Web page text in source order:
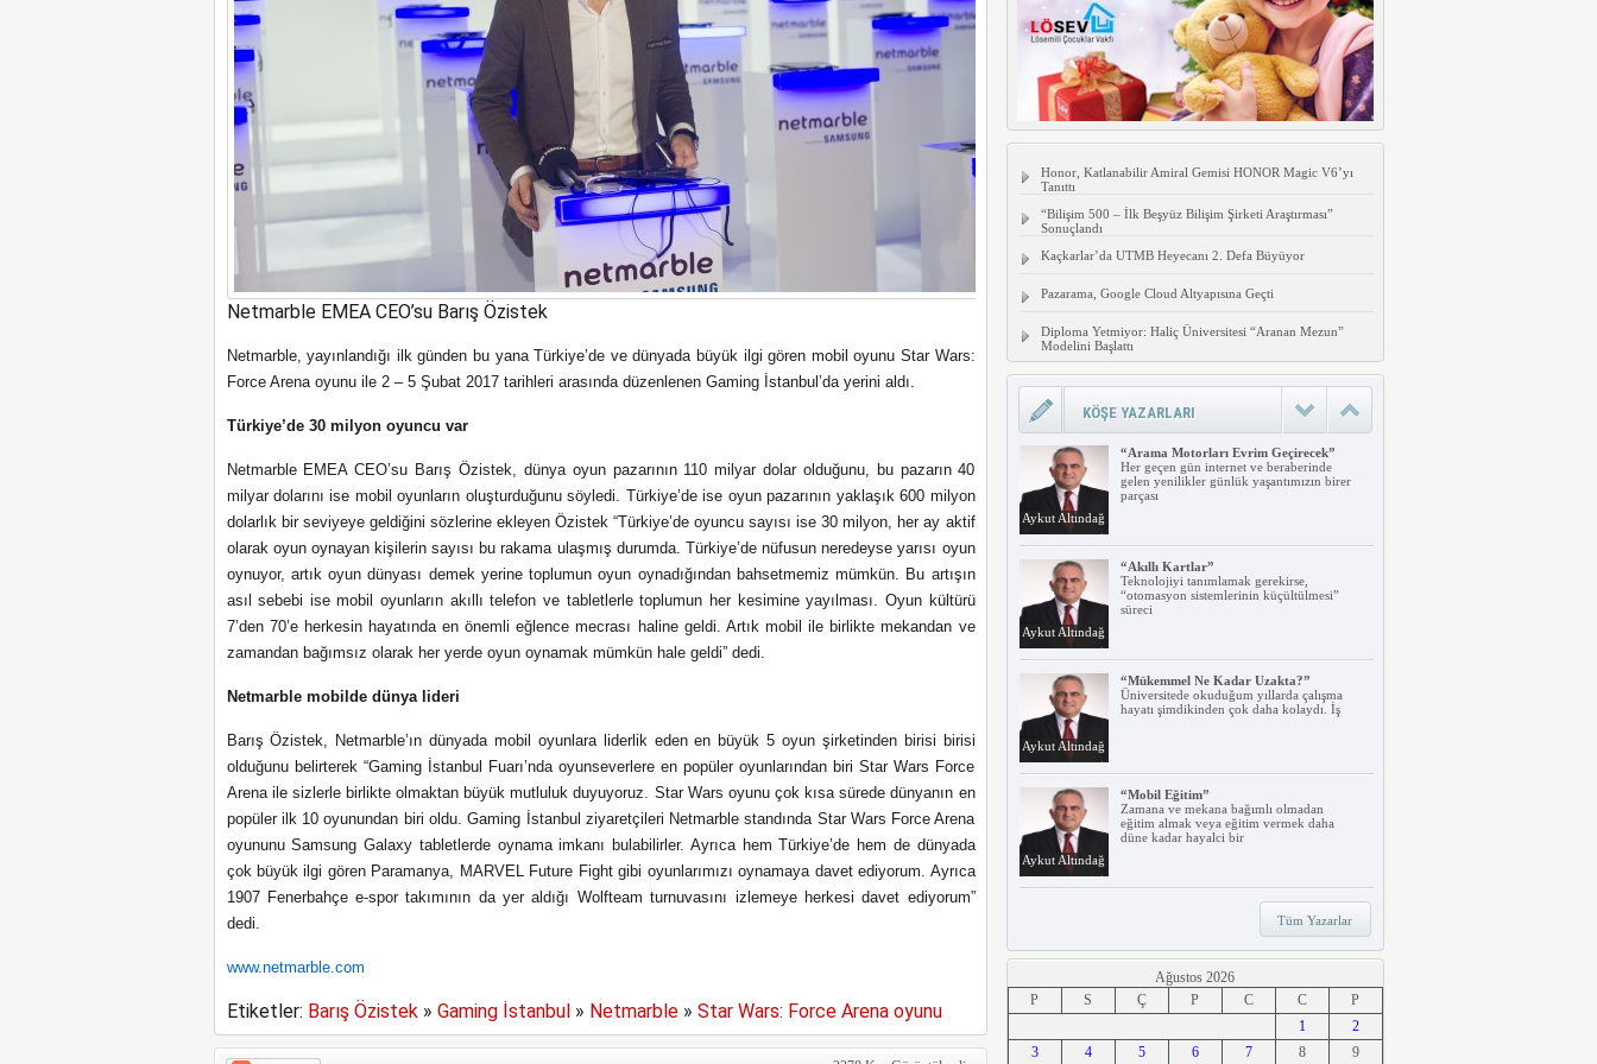
Netmarble EMEA CEO’su Barış Özistek
Netmarble, yayınlandığı ilk günden bu yana Türkiye’de ve dünyada büyük ilgi gören mobil oyunu Star Wars:
Force Arena oyunu ile 2 – 5 Şubat 2017 tarihleri arasında düzenlenen Gaming İstanbul’da yerini aldı.
Türkiye’de 30 milyon oyuncu var
Netmarble EMEA CEO’su Barış Özistek, dünya oyun pazarının 110 milyar dolar olduğunu, bu pazarın 40
milyar dolarını ise mobil oyunların oluşturduğunu söyledi. Türkiye’de ise oyun pazarının yaklaşık 600 milyon
dolarlık bir seviyeye geldiğini sözlerine ekleyen Özistek “Türkiye’de oyuncu sayısı ise 30 milyon, her ay aktif
olarak oyun oynayan kişilerin sayısı bu rakama ulaşmış durumda. Türkiye’de nüfusun neredeyse yarısı oyun
oynuyor, artık oyun dünyası demek yerine toplumun oyun oynadığından bahsetmemiz mümkün. Bu artışın
asıl sebebi ise mobil oyunların akıllı telefon ve tabletlerle toplumun her kesimine yayılması. Oyun kültürü
7’den 70’e herkesin hayatında en önemli eğlence mecrası haline geldi. Artık mobil ile birlikte mekandan ve
zamandan bağımsız olarak her yerde oyun oynamak mümkün hale geldi” dedi.
Netmarble mobilde dünya lideri
Barış Özistek, Netmarble’ın dünyada mobil oyunlara liderlik eden en büyük 5 oyun şirketinden birisi birisi
olduğunu belirterek “Gaming İstanbul Fuarı’nda oyunseverlere en popüler oyunlarından biri Star Wars Force
Arena ile sizlerle birlikte olmaktan büyük mutluluk duyuyoruz. Star Wars oyunu çok kısa sürede dünyanın en
popüler ilk 10 oyunundan biri oldu. Gaming İstanbul ziyaretçileri Netmarble standında Star Wars Force Arena
oyununu Samsung Galaxy tabletlerde oynama imkanı bulabilirler. Ayrıca hem Türkiye’de hem de dünyada
çok büyük ilgi gören Paramanya, MARVEL Future Fight gibi oyunlarımızı oynamaya davet ediyorum. Ayrıca
1907 Fenerbahçe e-spor takımının da yer aldığı Wolfteam turnuvasını izlemeye herkesi davet ediyorum”
dedi.
www.netmarble.com
Etiketler: Barış Özistek» Gaming İstanbul» Netmarble» Star Wars: Force Arena oyunu
Honor, Katlanabilir Amiral Gemisi HONOR Magic V6’yı
Tanıttı
“Bilişim 500 – İlk Beşyüz Bilişim Şirketi Araştırması”
Sonuçlandı
Kaçkarlar’da UTMB Heyecanı 2. Defa Büyüyor
Pazarama, Google Cloud Altyapısına Geçti
Diploma Yetmiyor: Haliç Üniversitesi “Aranan Mezun”
Modelini Başlattı
KÖŞE YAZARLARI
Aykut Altındağ
“Arama Motorları Evrim Geçirecek”
Her geçen gün internet ve beraberinde
gelen yenilikler günlük yaşantımızın birer
parçası
Aykut Altındağ
“Akıllı Kartlar”
Teknolojiyi tanımlamak gerekirse,
“otomasyon sistemlerinin küçültülmesi”
süreci
Aykut Altındağ
“Mükemmel Ne Kadar Uzakta?”
Üniversitede okuduğum yıllarda çalışma
hayatı şimdikinden çok daha kolaydı. İş
Aykut Altındağ
“Mobil Eğitim”
Zamana ve mekana bağımlı olmadan
eğitim almak veya eğitim vermek daha
düne kadar hayalci bir
“Teknoloji, Hızlı Tren ve İrem…”
Belki dikkatinizi çekmiştir. Türkiye’nin ilk
hızlı treni Ankara – Eskişehir
“Ne Duruyorsunuz, Dijitalleşsenize!”
Arabanız kendi kendine park ederken, siz
apartmanınıza giriyor ve evinizin kapısını
Tüm Yazarlar
Ağustos 2026
P
S Ç P C C
P
1
2
3
4 5 6 7 8
9